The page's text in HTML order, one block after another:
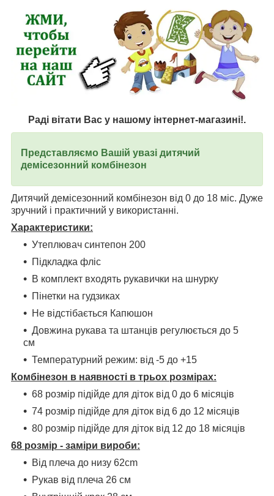
Раді вітати Вас у нашому інтернет-магазині!.
Представляємо Вашій увазі дитячий
демісезонний комбінезон
Дитячий демісезонний комбінезон від 0 до 18 міс. Дуже
зручний і практичний у використанні.
Характеристики:
Утеплювач синтепон 200
Підкладка фліс
В комплект входять рукавички на шнурку
Пінетки на гудзиках
Не відстібається Капюшон
Довжина рукава та штанців регулюється до 5
см
Температурний режим: від -5 до +15
Комбінезон в наявності в трьох розмірах:
68 розмір підійде для діток від 0 до 6 місяців
74 розмір підійде для діток від 6 до 12 місяців
80 розмір підійде для діток від 12 до 18 місяців
68 розмір - заміри вироби:
Від плеча до низу 62cm
Рукав від плеча 26 см